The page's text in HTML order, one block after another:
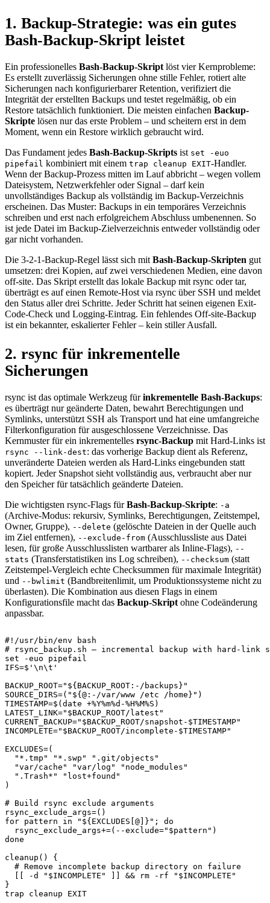
1. Backup-Strategie: was ein gutes
Bash-Backup-Skript leistet
Ein professionelles Bash-Backup-Skript löst vier Kernprobleme:
Es erstellt zuverlässig Sicherungen ohne stille Fehler, rotiert alte
Sicherungen nach konfigurierbarer Retention, verifiziert die
Integrität der erstellten Backups und testet regelmäßig, ob ein
Restore tatsächlich funktioniert. Die meisten einfachen Backup-
Skripte lösen nur das erste Problem – und scheitern erst in dem
Moment, wenn ein Restore wirklich gebraucht wird.
Das Fundament jedes Bash-Backup-Skripts ist set -euo
pipefail kombiniert mit einem trap cleanup EXIT-Handler.
Wenn der Backup-Prozess mitten im Lauf abbricht – wegen vollem
Dateisystem, Netzwerkfehler oder Signal – darf kein
unvollständiges Backup als vollständig im Backup-Verzeichnis
erscheinen. Das Muster: Backups in ein temporäres Verzeichnis
schreiben und erst nach erfolgreichem Abschluss umbenennen. So
ist jede Datei im Backup-Zielverzeichnis entweder vollständig oder
gar nicht vorhanden.
Die 3-2-1-Backup-Regel lässt sich mit Bash-Backup-Skripten gut
umsetzen: drei Kopien, auf zwei verschiedenen Medien, eine davon
off-site. Das Skript erstellt das lokale Backup mit rsync oder tar,
überträgt es auf einen Remote-Host via rsync über SSH und meldet
den Status aller drei Schritte. Jeder Schritt hat seinen eigenen Exit-
Code-Check und Logging-Eintrag. Ein fehlendes Off-site-Backup
ist ein bekannter, eskalierter Fehler – kein stiller Ausfall.
2. rsync für inkrementelle
Sicherungen
rsync ist das optimale Werkzeug fürinkrementelle Bash-Backups:
es überträgt nur geänderte Daten, bewahrt Berechtigungen und
Symlinks, unterstützt SSH als Transport und hat eine umfangreiche
Filterkonfiguration für ausgeschlossene Verzeichnisse. Das
Kernmuster für ein inkrementelles rsync-Backup mit Hard-Links ist
rsync --link-dest: das vorherige Backup dient als Referenz,
unveränderte Dateien werden als Hard-Links eingebunden statt
kopiert. Jeder Snapshot sieht vollständig aus, verbraucht aber nur
den Speicher für tatsächlich geänderte Dateien.
Die wichtigsten rsync-Flags fürBash-Backup-Skripte: -a
(Archive-Modus: rekursiv, Symlinks, Berechtigungen, Zeitstempel,
Owner, Gruppe), --delete (gelöschte Dateien in der Quelle auch
im Ziel entfernen), --exclude-from (Ausschlussliste aus Datei
lesen, für große Ausschlusslisten wartbarer als Inline-Flags), --
stats (Transferstatistiken ins Log schreiben), --checksum (statt
Zeitstempel-Vergleich echte Checksummen für maximale Integrität)
und --bwlimit (Bandbreitenlimit, um Produktionssysteme nicht zu
überlasten). Die Kombination aus diesen Flags in einem
Konfigurationsfile macht das Backup-Skript ohne Codeänderung
anpassbar.
#!/usr/bin/env bash
# rsync_backup.sh — incremental backup with hard-link
set
-euo
IFS=$' \n\t '
BACKUP_ROOT=" ${BACKUP_ROOT :- / backups} "
SOURCE_DIRS=( " ${@ :- /var/www /etc / home} " )
TIMESTAMP=$( date +%Y%m%d-%H%M%S )
LATEST_LINK=" $BACKUP_ROOT/latest"
CURRENT_BACKUP=" $BACKUP_ROOT/snapshot- $TIMESTAMP"
INCOMPLETE=" $BACKUP_ROOT/incomplete- $TIMESTAMP"
EXCLUDES=(
"*.tmp"
"*.swp"
".git/objects"
"var/cache"
"var/log"
"node_modules"
".Trash*"
"lost+found"
)
# Build rsync exclude arguments
rsync_exclude_args=( )
for pattern in " ${EXCLUDES @ } " ;
do
rsync_exclude_args+=( --exclude=" $pattern " )
done
cleanup ( )
{
# Remove incomplete backup directory on failure
-d " $INCOMPLETE " && rm -rf " $INCOMPLETE "
}
trap cleanup EXIT